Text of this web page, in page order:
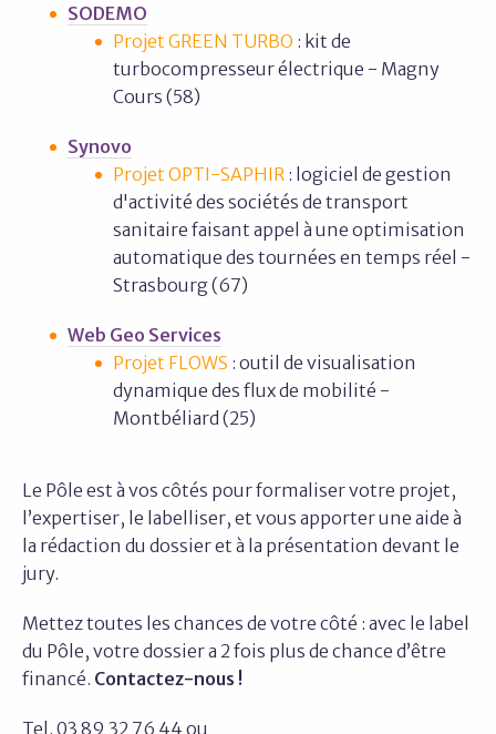
SODEMO
Projet GREEN TURBO : kit de
turbocompresseur électrique - Magny
Cours (58)
Synovo
Projet OPTI-SAPHIR : logiciel de gestion
d'activité des sociétés de transport
sanitaire faisant appel à une optimisation
automatique des tournées en temps réel -
Strasbourg (67)
Web Geo Services
Projet FLOWS : outil de visualisation
dynamique des flux de mobilité -
Montbéliard (25)
Le Pôle est à vos côtés pour formaliser votre projet,
l’expertiser, le labelliser, et vous apporter une aide à
la rédaction du dossier et à la présentation devant le
jury.
Mettez toutes les chances de votre côté : avec le label
du Pôle, votre dossier a 2 fois plus de chance d’être
financé. Contactez-nous !
Tel. 03 89 32 76 44 ou